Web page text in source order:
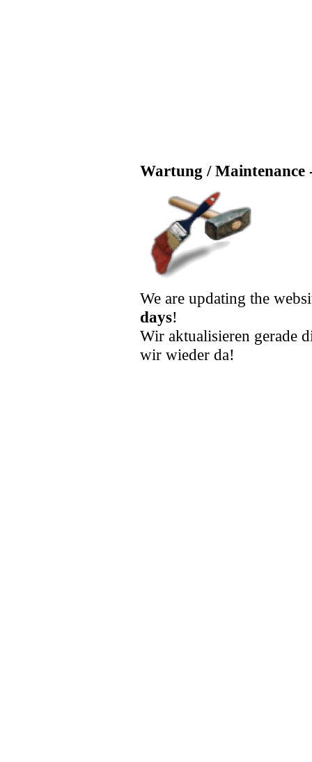
Wartung / Maintenance
We are updating the
days!
Wir aktualisieren gerade
wir wieder da!